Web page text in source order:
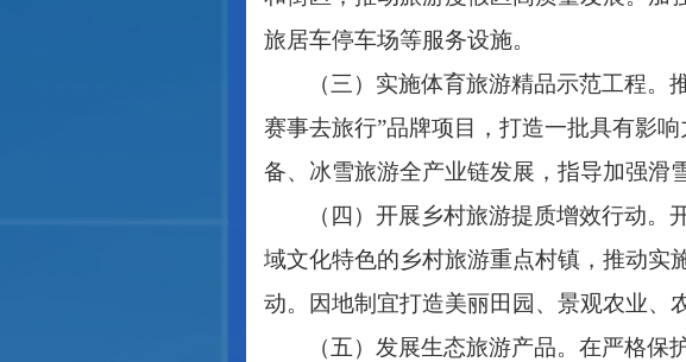
旅居车停车场等服务设施。
（三）实施体育旅游精品示范工程。
赛事去旅行”品牌项目，打造一批具有影
备、冰雪旅游全产业链发展，指导加强滑
（四）开展乡村旅游提质增效行动。
域文化特色的乡村旅游重点村镇，推动实
动。因地制宜打造美丽田园、景观农业、
（五）发展生态旅游产品。在严格保